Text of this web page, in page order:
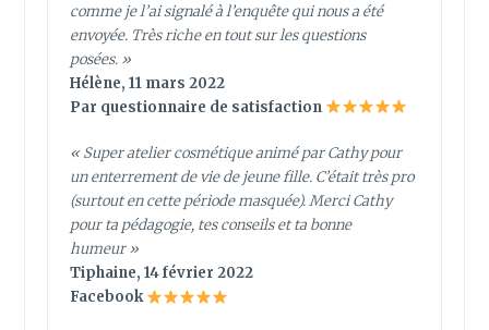
comme je l’ai signalé à l’enquête qui nous a été
envoyée. Très riche en tout sur les questions
posées. »
Hélène, 11 mars 2022
Par questionnaire de satisfaction
« Super atelier cosmétique animé par Cathy pour
un enterrement de vie de jeune fille. C’était très pro
(surtout en cette période masquée). Merci Cathy
pour ta pédagogie, tes conseils et ta bonne
humeur »
Tiphaine, 14 février 2022
Facebook